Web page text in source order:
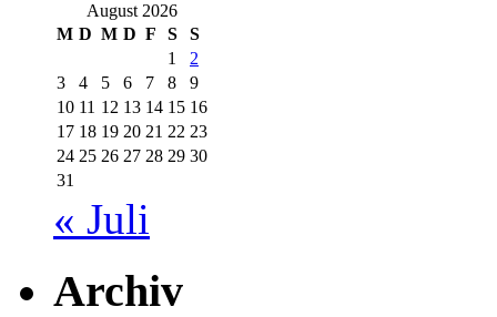
August 2026
M D M D F S
S
1
2
3
4 5 6 7 8
9
10 11 12 13 14 15 16
17 18 19 20 21 22 23
24 25 26 27 28 29 30
31
« Juli
Archiv